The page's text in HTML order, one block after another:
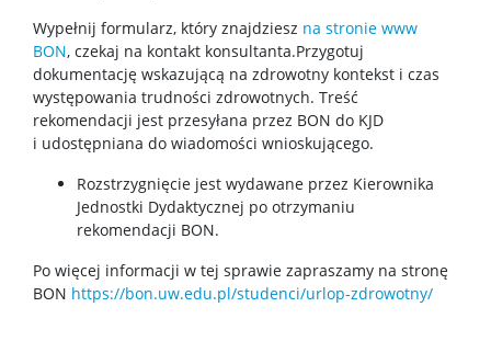
Dane badawcze UW
POPULARYZACJA
Poczytaj o nauce
Wydarzenia
Wypełnij formularz, który znajdziesz na stronie www
BON, czekaj na kontakt konsultanta.Przygotuj
dokumentację wskazującą na zdrowotny kontekst i czas
występowania trudności zdrowotnych. Treść
rekomendacji jest przesyłana przez BON do KJD
i udostępniana do wiadomości wnioskującego.
Rozstrzygnięcie jest wydawane przez Kierownika
Jednostki Dydaktycznej po otrzymaniu
rekomendacji BON.
Po więcej informacji w tej sprawie zapraszamy na stronę
BON https://bon.uw.edu.pl/studenci/urlop-zdrowotny/